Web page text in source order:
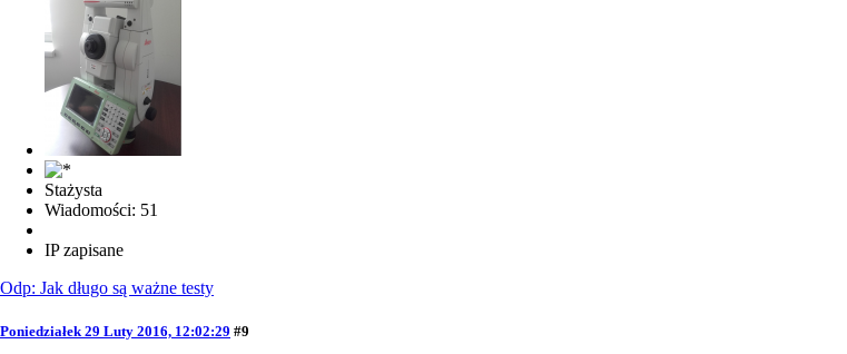
Stażysta
Wiadomości: 51
IP zapisane
Odp: Jak długo są ważne testy
Poniedziałek 29 Luty 2016, 12:02:29 #9